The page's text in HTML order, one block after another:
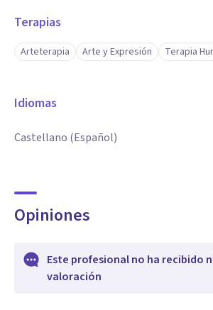
Terapias
Arteterapia Arte y Expresión Terapia
Idiomas
Castellano (Español)
Opiniones
Este profesional no ha recibido
valoración